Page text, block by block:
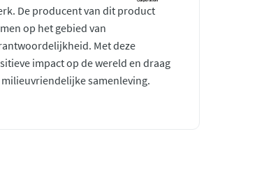
De producent van dit product
op het gebied van
Met deze
impact op de wereld en draag
samenleving.